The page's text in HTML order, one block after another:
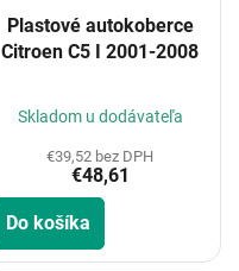
Plastové autokoberce
Citroen C5 I 2001-2008
Skladom u dodávateľa
€39,52 bez DPH
€48,61
Do košíka